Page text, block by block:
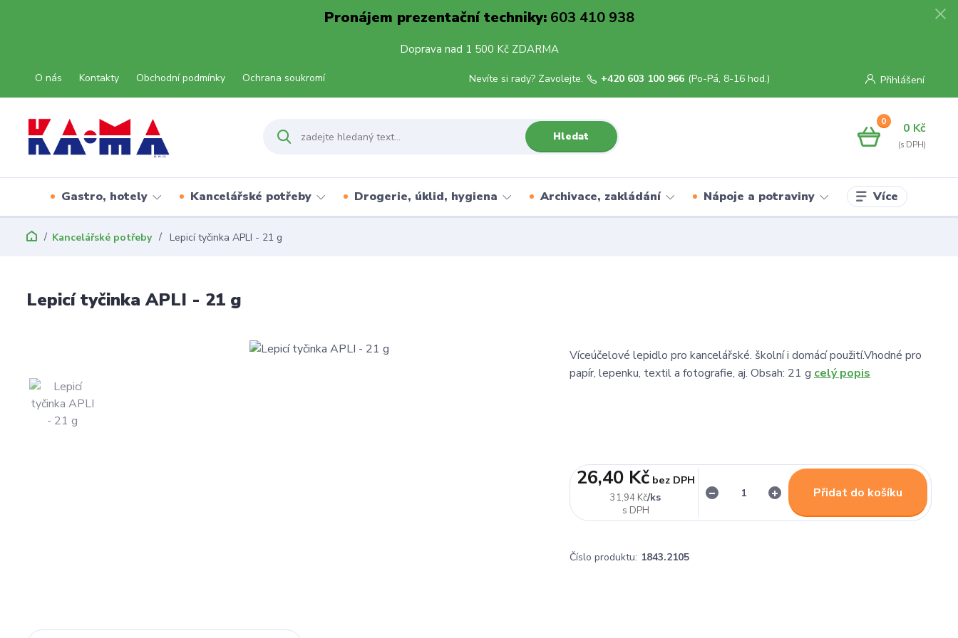
Pronájem prezentační techniky:603 410 938
Doprava nad 1 500 Kč ZDARMA
O nás Kontakty Obchodní podmínky Ochrana soukromí Přihlášení
Hledat
Nevíte si rady? Zavolejte. +420 603 100 966 (Po-Pá, 8-16 hod.)
0 0 Kč
Gastro, hotely Kancelářské potřeby Drogerie, úklid, hygiena Archivace, zakládání Nápoje a potraviny Více
Kancelářské potřeby Lepicí tyčinka APLI - 21 g
Lepicí tyčinka APLI - 21 g
Víceúčelové lepidlo pro kancelářské. školní i domácí použití.Vhodné pro
papír, lepenku, textil a fotografie, aj. Obsah: 21 g celý popis
31,94 Kč/ks
26,40 Kč bez DPH
Přidat do košíku
Číslo produktu: 1843.2105